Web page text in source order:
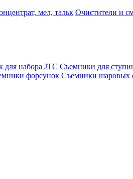
мел, тальк Очистители и
для набора JTC Съемники для
форсунок Съемники шаровых